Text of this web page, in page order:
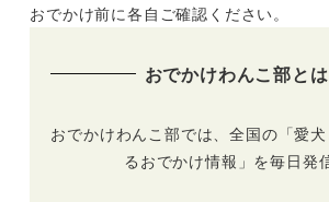
おでかけ前に各自ご確認ください。
おでかけわんこ部と
おでかけわんこ部では、全国の「愛
るおでかけ情報」を毎日発